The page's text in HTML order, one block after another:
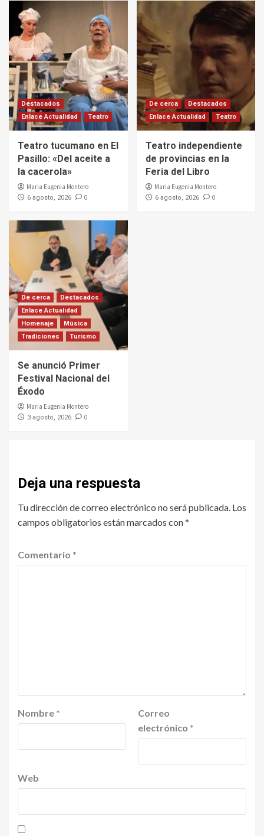
Destacados
Enlace Actualidad
Teatro
Teatro tucumano en El
Pasillo: «Del aceite a
la cacerola»
Maria Eugenia Montero
6 agosto, 2026 0
De cerca
Destacados
Enlace Actualidad
Teatro
Teatro independiente
de provincias en la
Feria del Libro
Maria Eugenia Montero
6 agosto, 2026 0
De cerca
Destacados
Enlace Actualidad
Homenaje
Música
Tradiciones
Turismo
Se anunció Primer
Festival Nacional del
Éxodo
Maria Eugenia Montero
3 agosto, 2026 0
Deja una respuesta
Tu dirección de correo electrónico no será publicada. Los
campos obligatorios están marcados con*
Comentario *
Nombre *
Correo
electrónico *
Web